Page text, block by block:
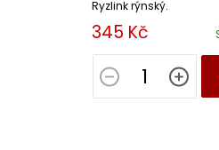
345 Kč
Ryzlink rýnský.